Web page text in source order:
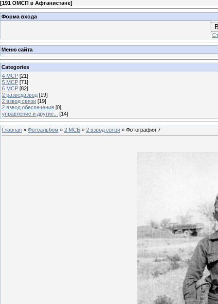
[191 ОМСП в Афганистане]
Форма входа
Меню сайта
Categories
4 МСР [21]
5 МСР [71]
6 МСР [82]
2 разведвзвод [19]
2 взвод связи [19]
2 взвод обеспечения [0]
управление и другие...
[14]
Главная » Фотоальбом » 2 МСБ » 2 взвод связи » Фотография 7